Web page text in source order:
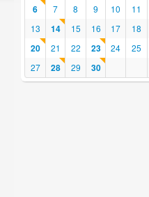
6 7 8 9 10 11
13
14 15 16 17 18
20 21 22 23 24 25
27
28 29 30